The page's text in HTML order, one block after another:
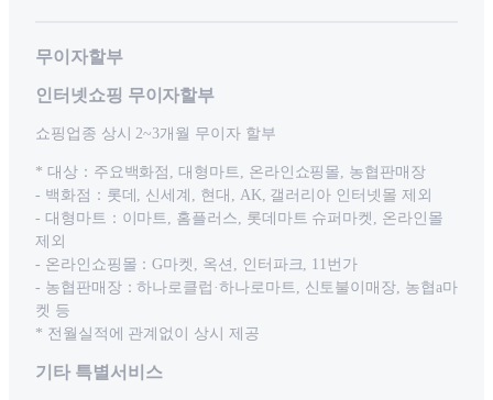
무이자할부
인터넷쇼핑 무이자할부
쇼핑업종 상시 2~3개월 무이자 할부
* 대상：주요백화점, 대형마트, 온라인쇼핑몰, 농협판매장
- 백화점：롯데, 신세계, 현대, AK, 갤러리아 인터넷몰 제외
- 대형마트：이마트, 홈플러스, 롯데마트 슈퍼마켓, 온라인몰
제외
- 온라인쇼핑몰：G마켓, 옥션, 인터파크, 11번가
- 농협판매장：하나로클럽·하나로마트, 신토불이매장, 농협a마
켓 등
* 전월실적에 관계없이 상시 제공
기타 특별서비스